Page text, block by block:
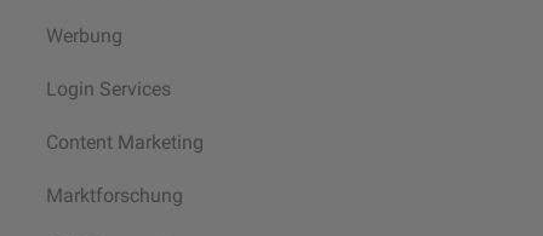
Werbung
Login Services
Content Marketing
Marktforschung